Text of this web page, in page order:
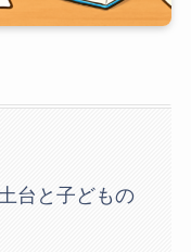
台と子どもの